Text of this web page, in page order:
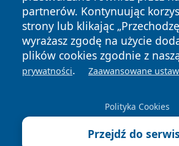
partnerów. Kontynuując
strony lub klikając
wyrażasz zgodę na użycie
plików cookies zgodnie z
prywatności. Zaawansowane
Polityka Cookies
Przejdź do
Copyright © 2026 wrotatarnowa.pl
zastrzeżone.
Polityka
Prywatności